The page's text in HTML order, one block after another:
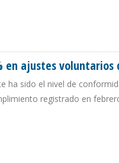
en ajustes
ha sido el nivel de
registrado en